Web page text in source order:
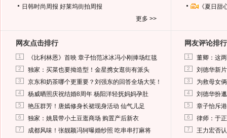
日韩时尚周报 好莱坞街拍周报
更多 >>
《夏日
网友点击排行
1 《比利林恩》首映 章子怡范冰冰冯小刚捧场红毯
2 独家：买菜也要拗造型！金星携女逛街有派头
3 京东和奶茶哪个更重要？刘强东的回答全场大笑！
4 杨威晒照庆祝结婚8周年 杨阳洋轻抚妈妈孕肚
5 艳压群芳！唐嫣修身长裙现身活动 仙气儿足
6 独家：姚晨带小土豆逛商场 购置产后新衣
7 成都风味！张靓颖冯轲曝婚纱照 吃串串打麻将
网友评论排行
1 董卿：这
2 刘德华新
3 为救母女
4 刘德华扮
5 章子怡斥
6 律师：于
7 王力宏否